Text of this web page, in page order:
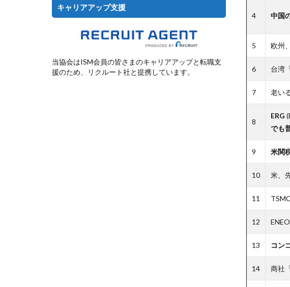
4 中国
5 欧州
6 台湾
7 老い
8
ERG
でも
9 米関
10 米、
11
12
13 コン
14 商社
キャリアアップ支援
当協会はISM会員の皆さまのキャリアアップと転職支
援のため、リクルート社と提携しています。